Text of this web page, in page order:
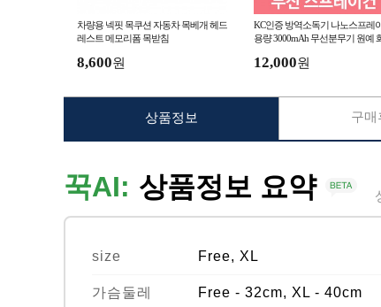
차량용 넥핏 목쿠션 자동차 목베개 헤드
레스트 메모리폼 목받침
8,600원
KC인증 방역소독기 나노스프레
용량 3000mAh 무선분무기 원예
12,000원
꾹AI: 상품정보 요약
size Free, XL
가슴둘레 Free - 32cm, XL - 40cm
상품정보 구매